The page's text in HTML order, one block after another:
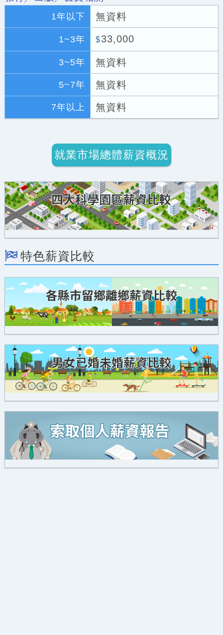
1年以下 無資料
1~3年 $33,000
3~5年 無資料
5~7年 無資料
7年以上 無資料
就業市場總體薪資概況
特色薪資比較